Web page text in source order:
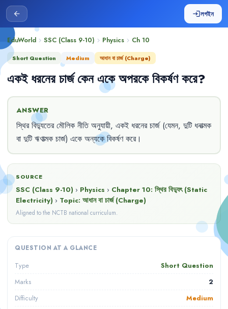
arrow_back loginলগইন
EduWorld chevron_right SSC (Class 9-10) chevron_right Physics chevron_right Ch 10
Short Question Medium আধান বা চার্জ (Charge)
একই ধরনের চার্জ কেন একে অপরকে বিকর্ষণ করে?
ANSWER
স্থির বিদ্যুতের মৌলিক নীতি অনুযায়ী, একই ধরনের চার্জ (যেমন, দুটি ধনাত্মক
বা দুটি ঋণাত্মক চার্জ) একে অন্যকে বিকর্ষণ করে।
SOURCE
SSC (Class 9-10) › Physics › Chapter 10: স্থির বিদ্যুৎ (Static
Electricity) › Topic: আধান বা চার্জ (Charge)
Aligned to the NCTB national curriculum.
QUESTION AT A GLANCE
Type Short Question
Marks 2
Difficulty Medium